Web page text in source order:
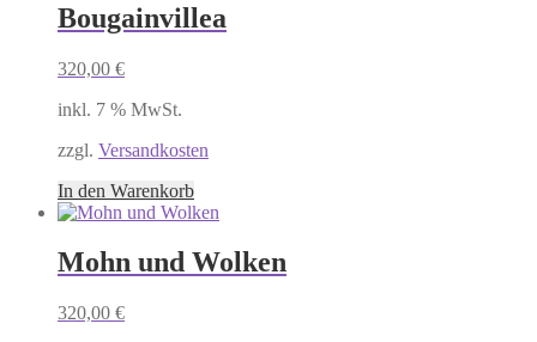
Bougainvillea
320,00 €
inkl. 7 % MwSt.
zzgl. Versandkosten
In den Warenkorb
Mohn und Wolken
320,00 €